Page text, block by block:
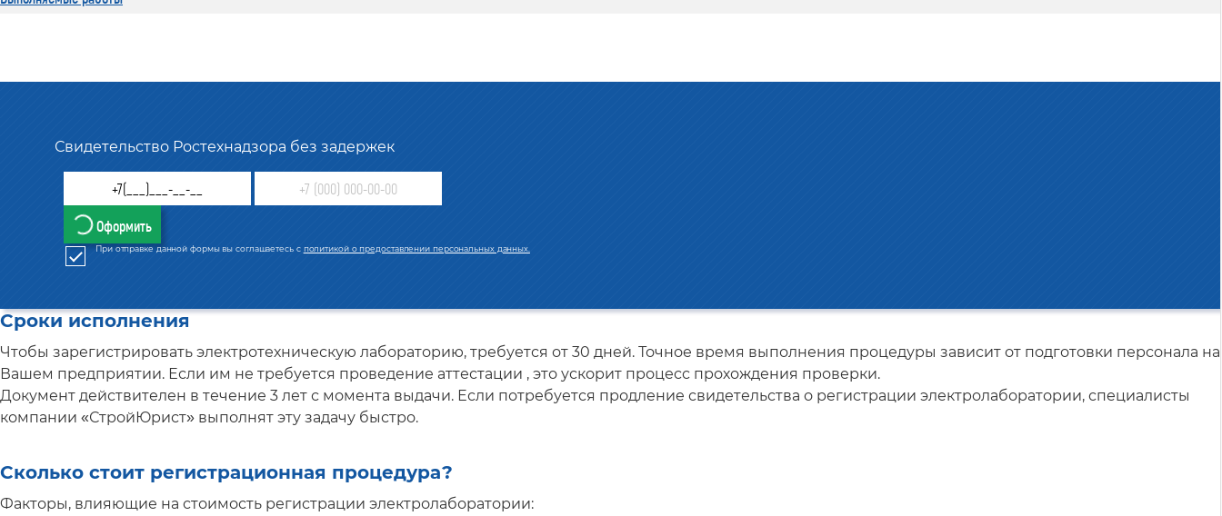
Свидетельство Ростехнадзора без задержек
Оформить
При отправке данной формы вы соглашаетесь с политикой о предоставлении персональных данных.
Сроки исполнения
Чтобы зарегистрировать электротехническую лабораторию, требуется от 30 дней. Точное время выполнения процедуры зависит от подготовки персонала на
Вашем предприятии. Если им не требуется проведение аттестации , это ускорит процесс прохождения проверки.
Документ действителен в течение 3 лет с момента выдачи. Если потребуется продление свидетельства о регистрации электролаборатории, специалисты
компании «СтройЮрист» выполнят эту задачу быстро.
Сколько стоит регистрационная процедура?
Факторы, влияющие на стоимость регистрации электролаборатории: